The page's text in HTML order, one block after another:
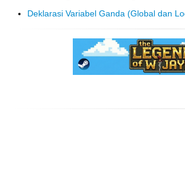
Deklarasi Variabel Ganda (Global dan